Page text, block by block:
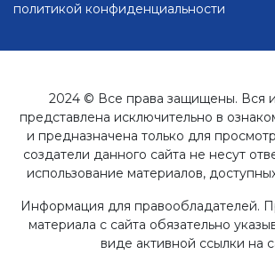
политикой конфиденциальности
2024 © Все права защищены. Вся
представлена исключительно в
и предназначена только для
создатели данного сайта не несут
использование материалов,
Информация для правообладателей.
материала с сайта обязательно
виде активной ссылки на